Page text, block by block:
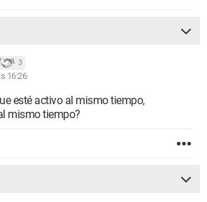
3
16:26
esté activo al mismo tiempo,
mismo tiempo?